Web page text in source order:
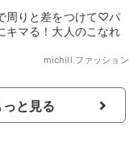
周りと差をつけて♡パ
キマる！大人のこなれ
michill ファッション
と見る